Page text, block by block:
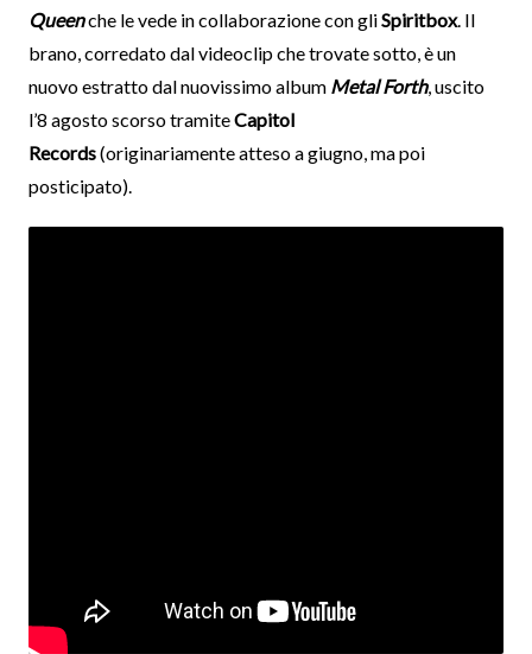
Queenche le vede in collaborazione con gliSpiritbox. Il
brano, corredato dal videoclip che trovate sotto, è un
nuovo estratto dal nuovissimo album Metal Forth, uscito
l’8 agosto scorso tramiteCapitol
Records(originariamente atteso a giugno, ma poi
posticipato).